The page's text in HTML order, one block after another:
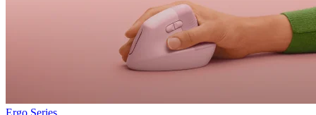
Ergo Series